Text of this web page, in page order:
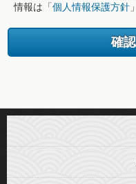
情報は「個人情報保護方針